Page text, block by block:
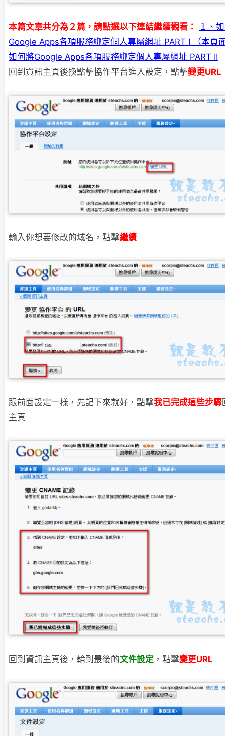
本篇文章共分為２篇，請點選以下連結繼續觀看：
１、
Google Apps各項服務綁定個人專屬網址 PART I （本頁
如何將Google Apps各項服務綁定個人專屬網址 PART II
回到資訊主頁後換點擊協作平台進入設定，點擊變更URL
輸入你想要修改的域名，點擊繼續
跟前面設定一樣，先記下來就好，點擊我已完成這些步驟
主頁
回到資訊主頁後，輪到最後的文件設定 ，點擊變更URL